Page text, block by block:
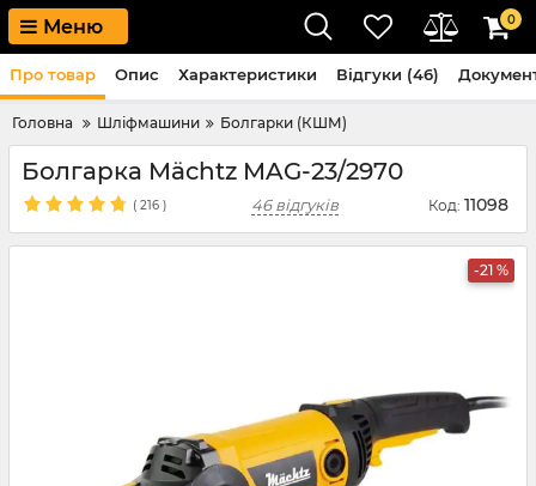
Меню 0
Головна Шліфмашини Болгарки (КШМ)
Болгарка Mächtz MAG-23/2970
( 216 ) 46 відгуків Код: 11098
-21 %
Про товар Опис Характеристики Відгуки (46)